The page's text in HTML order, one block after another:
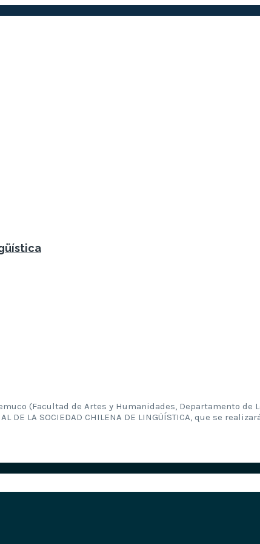
(Facultad de Artes y Humanidades, Departamento
DE LA SOCIEDAD CHILENA DE LINGÜÍSTICA, que se